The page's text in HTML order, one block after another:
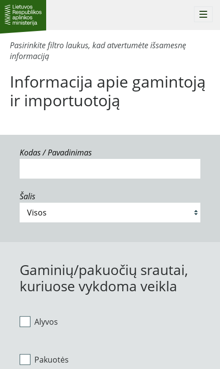
Informacija apie gamintoją
ir importuotoją
Pasirinkite filtro laukus, kad atvertumėte išsamesnę
informaciją
Kodas / Pavadinimas
Šalis
Gaminių/pakuočių srautai,
kuriuose vykdoma veikla
Alyvos
Pakuotės